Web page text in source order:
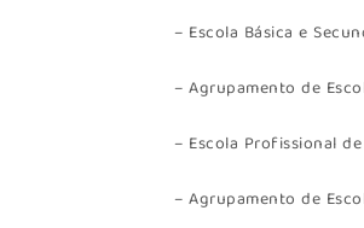
– Escola Básica e
– Agrupamento de
– Escola Profissional
– Agrupamento de